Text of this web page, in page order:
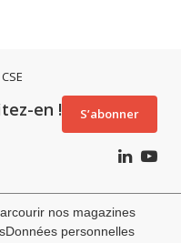
en ! S’abonner
nos magazines
Données personnelles